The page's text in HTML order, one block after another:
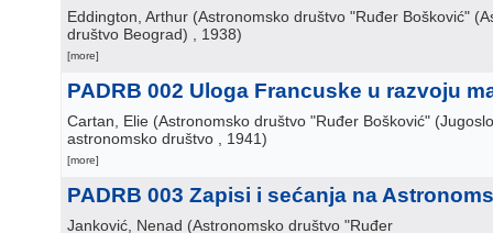
Eddington, Arthur (Astronomsko društvo "Ruđer Bošković"
društvo Beograd)
, 1938)
[more]
PADRB 002 Uloga Francuske u razvoju
Cartan, Elie (Astronomsko društvo "Ruđer Bošković"
astronomsko društvo
, 1941)
[more]
PADRB 003 Zapisi i sećanja na
Janković, Nenad (Astronomsko društvo "Ruđer